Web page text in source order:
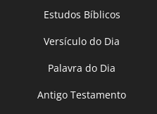
Estudos Bíblicos
Versículo do Dia
Palavra do Dia
Antigo Testamento